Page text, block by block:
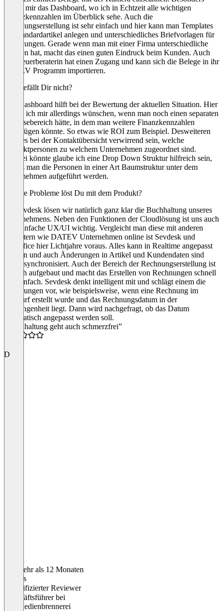
gefällt mir das Dashboard, wo ich in Echtzeit alle wichtigen
Finanzkennzahlen im Überblick sehe. Auch die
Rechnungserstellung ist sehr einfach und hier kann man Templates
für Standardartikel anlegen und unterschiedliches Briefvorlagen für
Rechnungen. Gerade wenn man mit einer Firma unterschiedliche
Marken hat, macht das einen guten Eindruck beim Kunden. Auch
die Steuerberaterin hat einen Zugang und kann sich die Belege in ihr
DATEV Programm importieren.
Was gefällt Dir nicht?
Das Dashboard hilft bei der Bewertung der aktuellen Situation. Hier
würde ich mir allerdings wünschen, wenn man noch einen separaten
Analysebereich hätte, in dem man weitere Finanzkennzahlen
hinzufügen könnte. So etwas wie ROI zum Beispiel. Desweiteren
kann es bei der Kontaktübersicht verwirrend sein, welche
Kontaktpersonen zu welchem Unternehmen zugeordnet sind.
Hierbei könnte glaube ich eine Drop Down Struktur hilfreich sein,
sodass man die Personen in einer Art Baumstruktur unter dem
Unternehmen aufgeführt werden.
Welche Probleme löst Du mit dem Produkt?
Mit sevdesk lösen wir natürlich ganz klar die Buchhaltung unseres
Unternehmens. Neben den Funktionen der Cloudlösung ist uns auch
eine einfache UX/UI wichtig. Vergleicht man diese mit anderen
Anbietern wie DATEV Unternehmen online ist Sevdesk und
Lexoffice hier Lichtjahre voraus. Alles kann in Realtime angepasst
werden und auch Änderungen in Artikel und Kundendaten sind
sofort synchronisiert. Auch der Bereich der Rechnungserstellung ist
einfach aufgebaut und macht das Erstellen von Rechnungen schnell
und einfach. Sevdesk denkt intelligent mit und schlägt einem die
Änderungen vor, wie beispielsweise, wenn eine Rechnung im
Entwurf erstellt wurde und das Rechnungsdatum in der
Vergangenheit liegt. Dann wird nachgefragt, ob das Datum
automatisch angepasst werden soll.
“Buchhaltung geht auch schmerzfrei”
D
Vor mehr als 12 Monaten
Dennis
Verifizierter Reviewer
Geschäftsführerbei
Die Medienbrennerei